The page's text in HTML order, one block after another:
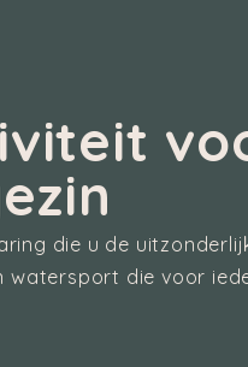
die u de
die voor